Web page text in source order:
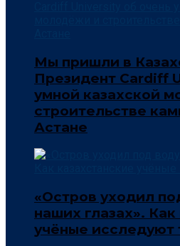
Мы пришли в
Президент Cardiff
умной казахской
строительстве
Астане
«Остров уходил
наших глазах». Как
учёные исследуют